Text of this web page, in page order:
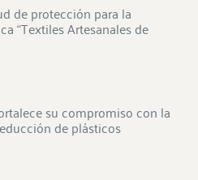
de protección para la
“Textiles Artesanales de
su compromiso con la
de plásticos